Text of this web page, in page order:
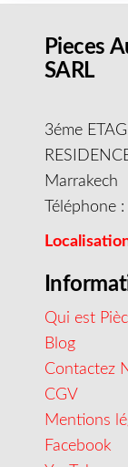
Pieces
SARL
3éme
Marrakech
Téléphone :
Qui est
Blog
Contactez
CGV
Mentions
Facebook